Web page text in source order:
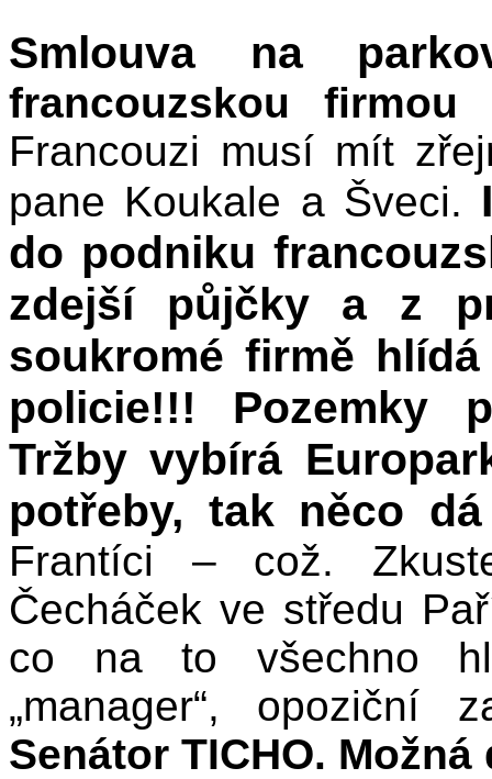
Smlouva na
francouzskou
Francouzi musí mít
pane Koukale a Šveci.
do podniku
zdejší půjčky a z
soukromé firmě
policie!!! Pozemky
Tržby vybírá
potřeby, tak něco
Frantíci – což.
Čecháček ve středu
co na to všechno
„manager“, opoziční
Senátor TICHO.